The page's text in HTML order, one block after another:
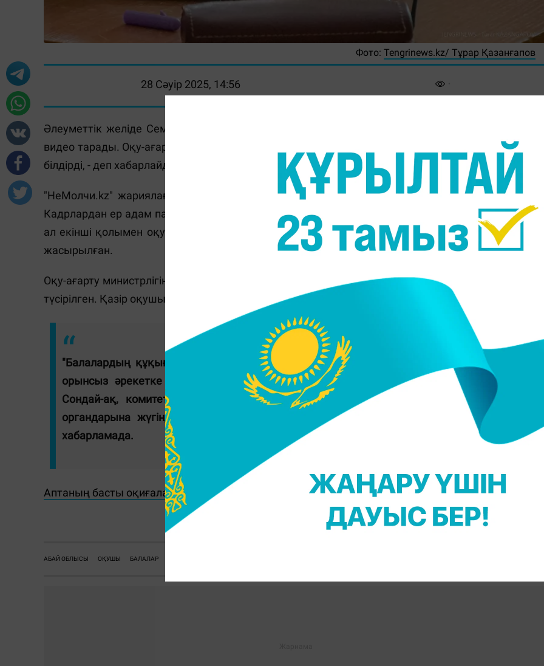
Фото: Tengrinews.kz/ Тұрар Қазанғапов
28 Сәуір 2025, 14:56
Әлеуметтік желіде Семейде мұғалім сабақ кезінде оқушы қыздың бетінен сипағаны көрінетін
видео тарады. Оқу-ағарту министрлігінің Балалардың құқығын қорғау комитеті осы жайтқа пікір
білдірді, - деп хабарлайды
"НеМолчи.kz" жариялаған
оқиға мектептегі кабинеттердің бірінде болғаны көрінеді.
Кадрлардан ер адам партаға сүйеніп тұрып, бір қолымен телефон ұстап, экранға қарап тұрғаны,
ал екінші қолымен оқушы қыздың беті мен мойнын ұстайтыны көрінеді. Видеода қыздың беті
жасырылған.
Оқу-ағарту министрлігінің Балалардың құқығын қорғау комитеті мәліметінше, видео 2023 жылы
түсірілген. Қазір оқушы 9-сыныпта оқуын жалғастырып жатыр.
"Балалардың құқығын қорғау комитеті шұғыл түрде тексеріс жүргізді. Балаға қатысты
орынсыз әрекетке жол берген педагог қазір білім беру саласында жұмыс істемейді.
Сондай-ақ, комитет педагогтің іс-әрекетіне құқықтық баға беру үшін құқық қорғау
органдарына жүгінді. Бұл мәселе комитеттің тұрақты бақылауында", - деп жазылған
хабарламада.
Аптаның басты оқиғалары мен пайдалы видеоларды көру үшін YouTube арнамызға жазылыңыз
Ж. Қадыржанова
АБАЙ ОБЛЫСЫ ОҚУШЫ БАЛАЛАР